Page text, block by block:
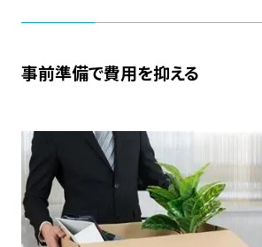
事前準備で費用を抑える